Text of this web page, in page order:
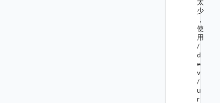
少
，
使
用
/
d
e
v
/
u
r